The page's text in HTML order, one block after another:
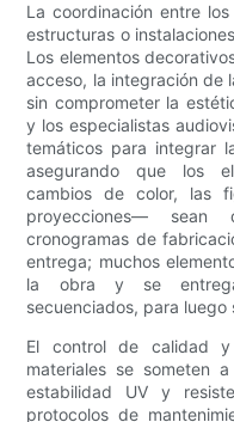
La coordinación entre
estructuras o
Los elementos
acceso, la integración de
sin comprometer la
y los especialistas
temáticos para integrar
asegurando que los
cambios de color, las
proyecciones— sean
cronogramas de
entrega; muchos
la obra y se
secuenciados, para
El control de calidad
materiales se someten
estabilidad UV y
protocolos de